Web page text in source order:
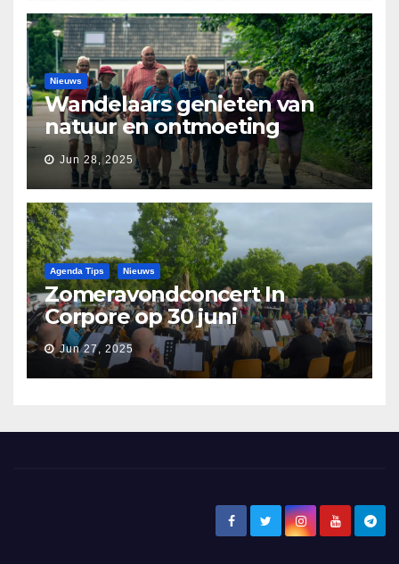
Nieuws
Wandelaars genieten van
natuur en ontmoeting
tijdens Etapperonde
Pronkjewailpad
Jun 28, 2025
Agenda Tips Nieuws
Zomeravondconcert In
Corpore op 30 juni
Jun 27, 2025